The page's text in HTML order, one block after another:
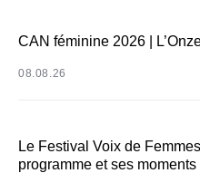
CAN féminine 2026 |
08.08.26
Le Festival Voix de
programme et ses moments